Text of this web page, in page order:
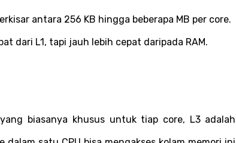
antara 256 KB hingga beberapa MB per core.
dari L1, tapi jauh lebih cepat daripada RAM.